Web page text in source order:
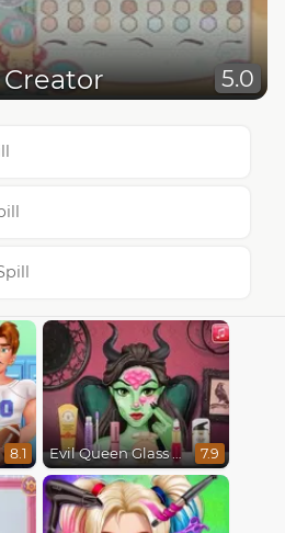
5.0
8.1 Evil Queen Glass Skin Routine #Influencer 7.9